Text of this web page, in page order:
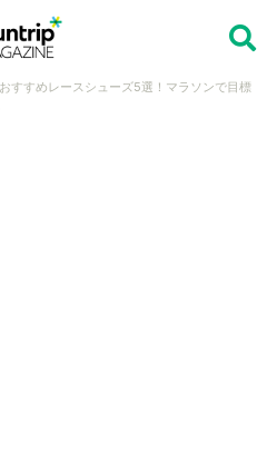
検索
すすめレースシューズ5選！マラソンで目標